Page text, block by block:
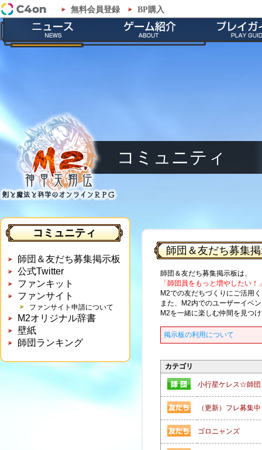
無料会員登録 BP購入
「M2-神甲天翔伝-」コミュニティ - 師団＆友だち募集掲示板
コミュニティ
コミュニティ
師団＆友だち募集掲示板
公式Twitter
ファンキット
ファンサイト
ファンサイト申請について
M2オリジナル辞書
壁紙
師団ランキング
師団＆友だち募集
師団＆友だち募集掲示板は、
「師団員をもっと増やしたい！
M2での友だちづくりにご活用
また、M2内でのユーザーイベ
M2を一緒に楽しむ仲間を見つ
掲示板の利用について
カテゴリ
小行星ケレス☆師団
（更新）フレ募集
ゴロニャンズ